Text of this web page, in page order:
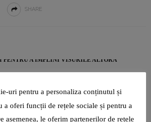
SHARE
PENTRU A ÎMPLINI VISURILE ALTORA
uri pentru a personaliza conținutul și
a oferi funcții de rețele sociale și pentru a
asemenea, le oferim partenerilor de rețele